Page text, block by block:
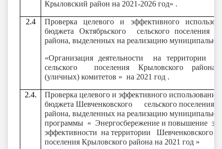
Крыловский район на 2021-2026 год» .
2.4
Проверка целевого и эффективного
бюджета Октябрьского сельского поселения
района, выделенных на реализацию
«Организация деятельности на территории
сельского поселения Крыловского района
(уличных) комитетов » на 2021 год .
2.4.
Проверка целевого и эффективного использования
бюджета Шевченковского сельского поселения
района, выделенных на реализацию
программы « Энергосбережение и повышение
эффективности на территории Шевченковского
поселения Крыловского района на 2021 год »